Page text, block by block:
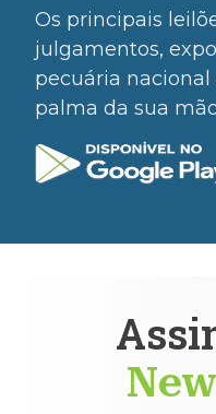
Os principais
julgamentos,
pecuária
palma da sua